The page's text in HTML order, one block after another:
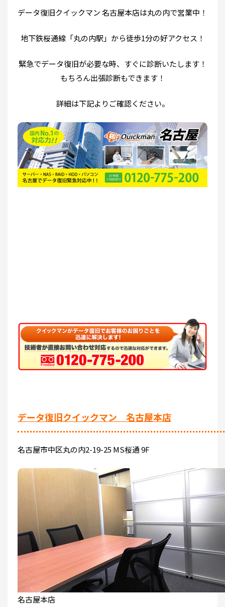
データ復旧クイックマン 名古屋本店は丸の内で営業中！
地下鉄桜通線「丸の内駅」から徒歩1分の好アクセス！
緊急でデータ復旧が必要な時、すぐに診断いたします！
もちろん出張診断もできます！
詳細は下記よりご確認ください。
データ復旧クイックマン 名古屋本店
名古屋市中区丸の内2-19-25 MS桜通 9F
名古屋本店